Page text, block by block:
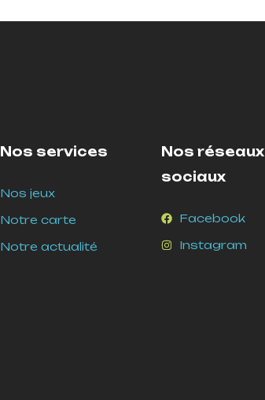
Nos services
Nos jeux
Notre carte
Notre actualité
Nos réseaux
sociaux
Facebook
Instagram